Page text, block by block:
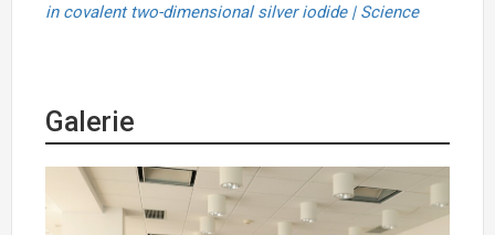
in covalent two-dimensional silver iodide | Science
Galerie